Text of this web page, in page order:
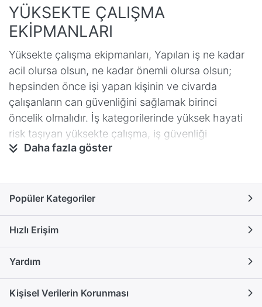
YÜKSEKTE ÇALIŞMA
EKİPMANLARI
Yüksekte çalışma ekipmanları, Yapılan iş ne kadar
acil olursa olsun, ne kadar önemli olursa olsun;
hepsinden önce işi yapan kişinin ve civarda
çalışanların can güvenliğini sağlamak birinci
öncelik olmalıdır. İş kategorilerinde yüksek hayati
risk taşıyan yüksekte çalışma, iş güvenliği
kurallarının kesinlikle uygulanması gereken bir
dünya çapında en çok riski barındıran çalışma
şekillerindendir. Ölüme ve ciddi yaralanmalara
sebep olan bu çalışma şekli; ne yazıktır ki tüm
tehlikesine rağmen iş yerleri açısından bazen bir
zorunluluk olmaktadır. Bu yüzden bu çalışma
alanında iş güvenliğini sağlayarak, riski en en
düşüğe indirmek birinci öncelik olmalıdır.
Yüksekte çalışmanın yükseklik sınırı
Daha fazla göster
Popüler Kategoriler
Hızlı Erişim
Yardım
Kişisel Verilerin Korunması